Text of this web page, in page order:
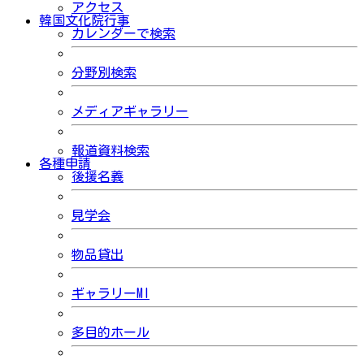
アクセス
韓国文化院行事
カレンダーで検索
分野別検索
メディアギャラリー
報道資料検索
各種申請
後援名義
見学会
物品貸出
ギャラリーMI
多目的ホール